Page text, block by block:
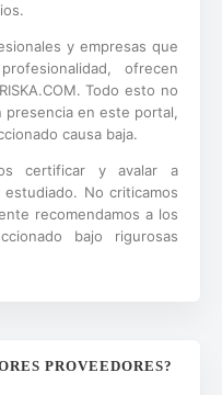
y empresas que
ofrecen
Todo esto no
en este portal,
causa baja.
certificar y avalar a
No criticamos
recomendamos a los
bajo rigurosas
PROVEEDORES?